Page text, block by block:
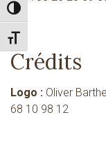
Passer en contraste
Changer la taille de la
Crédits
Logo : Oliver
68 10 98 12